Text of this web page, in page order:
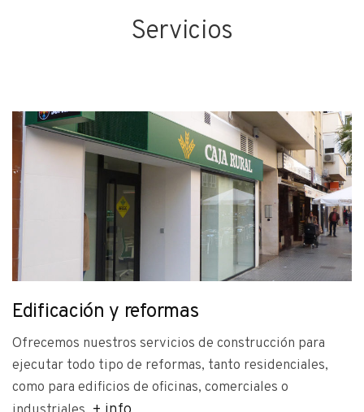
Servicios
Edificación y reformas
Ofrecemos nuestros servicios de construcción para
ejecutar todo tipo de reformas, tanto residenciales,
como para edificios de oficinas, comerciales o